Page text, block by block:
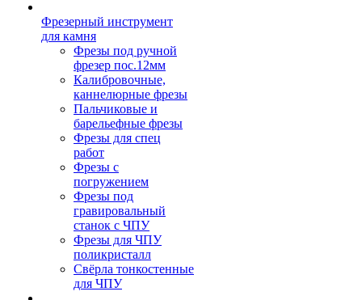
Фрезерный инструмент
для камня
Фрезы под ручной
фрезер пос.12мм
Калибровочные,
каннелюрные фрезы
Пальчиковые и
барельефные фрезы
Фрезы для спец
работ
Фрезы с
погружением
Фрезы под
гравировальный
станок с ЧПУ
Фрезы для ЧПУ
поликристалл
Свёрла тонкостенные
для ЧПУ